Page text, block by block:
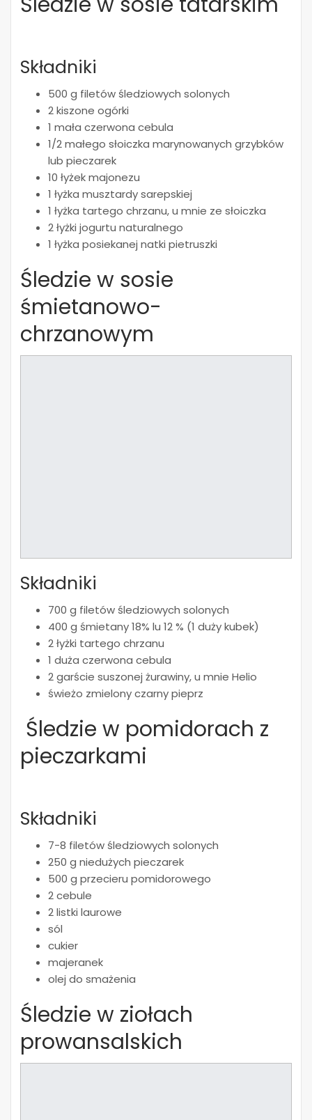
Składniki
500 g filetów śledziowych solonych
2 kiszone ogórki
1 mała czerwona cebula
1/2 małego słoiczka marynowanych grzybków
lub pieczarek
10 łyżek majonezu
1 łyżka musztardy sarepskiej
1 łyżka tartego chrzanu, u mnie ze słoiczka
2 łyżki jogurtu naturalnego
1 łyżka posiekanej natki pietruszki
Śledzie w sosie
śmietanowo-
chrzanowym
Składniki
700 g filetów śledziowych solonych
400 g śmietany 18% lu 12 % (1 duży kubek)
2 łyżki tartego chrzanu
1 duża czerwona cebula
2 garście suszonej żurawiny, u mnie Helio
świeżo zmielony czarny pieprz
Śledzie w pomidorach z
pieczarkami
Składniki
7-8 filetów śledziowych solonych
250 g niedużych pieczarek
500 g przecieru pomidorowego
2 cebule
2 listki laurowe
sól
cukier
majeranek
olej do smażenia
Śledzie w ziołach
prowansalskich